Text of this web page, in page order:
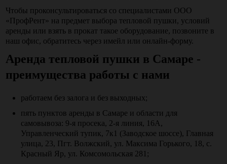
Чтобы проконсультироваться со специалистами ООО
«ПрофРент» на предмет выбора тепловой пушки, условий
аренды или взять в прокат такое оборудование, позвоните в
наш офис, обратитесь через имейл или онлайн-форму.
Аренда тепловой пушки в Самаре -
преимущества работы с нами
работаем без залога и без выходных;
пять пунктов аренды в Самаре и области для
самовывоза: 9-я просека, 2-я линия, 16А,
Управленческий тупик, 7к1 (Заводское шоссе), Главная
улица, 23, Пгт. Волжский, ул. Максима Горького, 18, с.
Красный Яр, ул. Комсомольская 281;